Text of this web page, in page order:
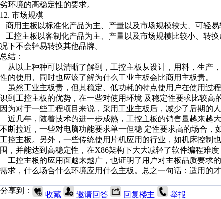
劣环境的高稳定性的要求。
12. 市场规模
商用主板以标准化产品为主、产量以及市场规模较大、可轻
工控主板以客制化产品为主、产量以及市场规模比较小、转
况下不会轻易转换其他品牌。
总结：
从以上种种可以清晰了解到，工控主板从设计，用料，生产
性的使用。同时也应该了解为什么工业主板会比商用主板贵。
虽然工业主板贵，但其稳定、低功耗的特点使用户在使用过
识到工控主板的优势，在一些对使用环境 及稳定性要求比较
因为对于一些工程项目来说，采用工业主板后，减少了后期的
近几年，随着技术的进一步成熟，工控主板的销售量越来越
不断拉近，一些对电脑功能要求单一但稳 定性要求高的场合
工控主板。另外，一些传统使用片机应用的行业，如机床控制
围，并能达到高稳定性，在X86架构下大大减轻了软件编程难
工控主板的应用面越来越广，也证明了用户对主板品质要求
需求，什么场合什么环境应用什么主板。总之一句话：适用的
分享到： 收藏 邀请回答 回复楼主 举报